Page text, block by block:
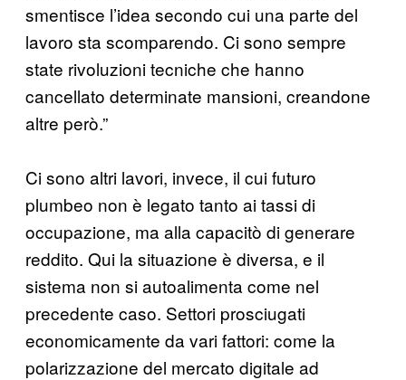
smentisce l’idea secondo cui una parte del
lavoro sta scomparendo. Ci sono sempre
state rivoluzioni tecniche che hanno
cancellato determinate mansioni, creandone
altre però.”
Ci sono altri lavori, invece, il cui futuro
plumbeo non è legato tanto ai tassi di
occupazione, ma alla capacitò di generare
reddito. Qui la situazione è diversa, e il
sistema non si autoalimenta come nel
precedente caso. Settori prosciugati
economicamente da vari fattori: come la
polarizzazione del mercato digitale ad